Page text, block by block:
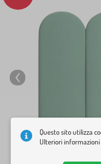
Questo sito utilizza
Ulteriori